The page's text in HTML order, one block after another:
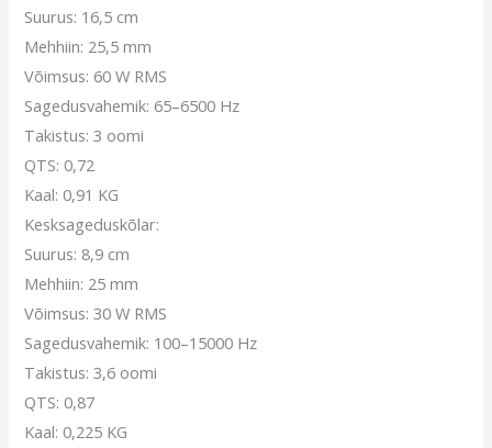
Suurus: 16,5 cm
Mehhiin: 25,5 mm
Võimsus: 60 W RMS
Sagedusvahemik: 65–6500 Hz
Takistus: 3 oomi
QTS: 0,72
Kaal: 0,91 KG
Kesksageduskõlar:
Suurus: 8,9 cm
Mehhiin: 25 mm
Võimsus: 30 W RMS
Sagedusvahemik: 100–15000 Hz
Takistus: 3,6 oomi
QTS: 0,87
Kaal: 0,225 KG